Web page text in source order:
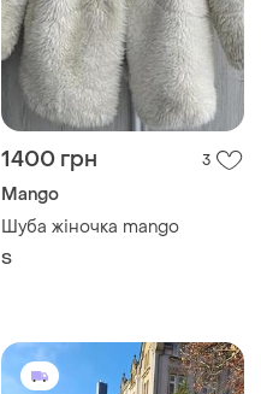
1400 грн 3
Mango
Шуба жіночка mango
S